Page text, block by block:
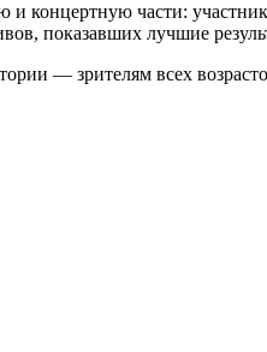
и концертную части:
показавших лучшие
— зрителям всех